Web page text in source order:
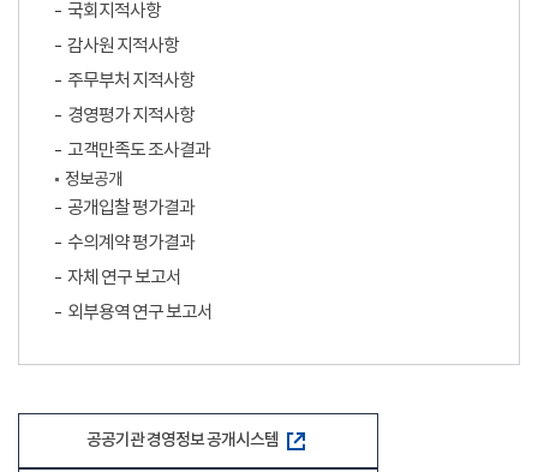
국회지적사항
감사원 지적사항
주무부처 지적사항
경영평가 지적사항
고객만족도 조사결과
정보공개
공개입찰 평가결과
수의계약 평가결과
자체 연구 보고서
외부용역 연구 보고서
공공기관 경영정보 공개시스템